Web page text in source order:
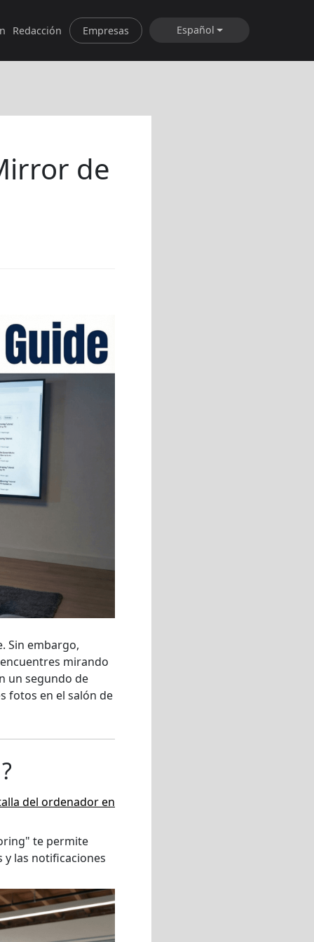
Redacción Empresas Español
de
Sin embargo,
mirando
un segundo de
fotos en el salón de
del ordenador en
te permite
y las notificaciones